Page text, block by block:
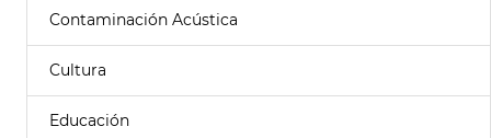
Contaminación Acústica
Cultura
Educación